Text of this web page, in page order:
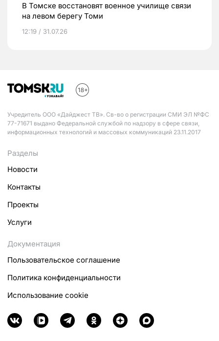
В Томске восстановят военное училище связи
на левом берегу Томи
12:19 / 31.07.26
Учредитель ООО «Дайджест ТВ». Св-во о регистрации СМИ ЭЛ №ФС
77-71671 выдано Федеральной службой по надзору в сфере связи,
информационных технологий и массовых коммуникаций 23.11.2017
Разделы
Новости
Контакты
Проекты
Услуги
Документация
Пользовательское соглашение
Политика конфиденциальности
Использование cookie